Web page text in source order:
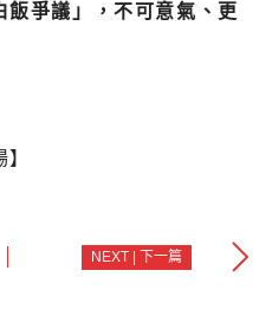
飯爭議」，不可意氣、更
NEXT | 下一篇